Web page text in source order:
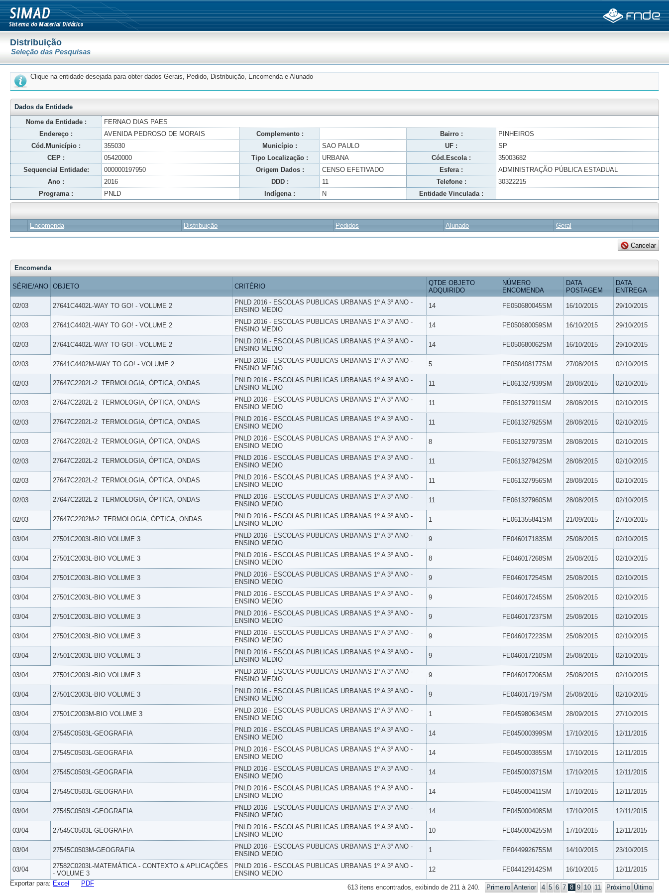
Distribuição
Seleção das Pesquisas
Clique na entidade desejada para obter dados Gerais, Pedido, Distribuição, Encomenda e Alunado
Dados da Entidade
Nome da Entidade :
FERNAO DIAS PAES
Endereço :
AVENIDA PEDROSO DE MORAIS Complemento : Bairro :
PINHEIROS
Cód.Município :
355030 Município : SAO PAULO UF :
SP
CEP :
05420000 Tipo Localização : URBANA Cód.Escola :
35003682
Sequencial Entidade:
000000197950 Origem Dados : CENSO EFETIVADO Esfera :
ADMINISTRAÇÃO PÚBLICA ESTADUAL
Ano :
2016 DDD : 11 Telefone :
30322215
Programa :
PNLD Indígena : N Entidade Vinculada :
Encomenda Distribuição Pedidos Alunado Geral
Encomenda
SÉRIE/ANO OBJETO CRITÉRIO
QTDE OBJETO
ADQUIRIDO
NÚMERO
ENCOMENDA
DATA
POSTAGEM
DATA
ENTREGA
02/03 27641C4402L-WAY TO GO! - VOLUME 2
PNLD 2016 - ESCOLAS PUBLICAS URBANAS 1º A 3º ANO -
ENSINO MEDIO
14 FE050680045SM 16/10/2015 29/10/2015
02/03 27641C4402L-WAY TO GO! - VOLUME 2
PNLD 2016 - ESCOLAS PUBLICAS URBANAS 1º A 3º ANO -
ENSINO MEDIO
14 FE050680059SM 16/10/2015 29/10/2015
02/03 27641C4402L-WAY TO GO! - VOLUME 2
PNLD 2016 - ESCOLAS PUBLICAS URBANAS 1º A 3º ANO -
ENSINO MEDIO
14 FE050680062SM 16/10/2015 29/10/2015
02/03 27641C4402M-WAY TO GO! - VOLUME 2
PNLD 2016 - ESCOLAS PUBLICAS URBANAS 1º A 3º ANO -
ENSINO MEDIO
5 FE050408177SM 27/08/2015 02/10/2015
02/03 27647C2202L-2  TERMOLOGIA, ÓPTICA, ONDAS
PNLD 2016 - ESCOLAS PUBLICAS URBANAS 1º A 3º ANO -
ENSINO MEDIO
11 FE061327939SM 28/08/2015 02/10/2015
02/03 27647C2202L-2  TERMOLOGIA, ÓPTICA, ONDAS
PNLD 2016 - ESCOLAS PUBLICAS URBANAS 1º A 3º ANO -
ENSINO MEDIO
11 FE061327911SM 28/08/2015 02/10/2015
02/03 27647C2202L-2  TERMOLOGIA, ÓPTICA, ONDAS
PNLD 2016 - ESCOLAS PUBLICAS URBANAS 1º A 3º ANO -
ENSINO MEDIO
11 FE061327925SM 28/08/2015 02/10/2015
02/03 27647C2202L-2  TERMOLOGIA, ÓPTICA, ONDAS
PNLD 2016 - ESCOLAS PUBLICAS URBANAS 1º A 3º ANO -
ENSINO MEDIO
8 FE061327973SM 28/08/2015 02/10/2015
02/03 27647C2202L-2  TERMOLOGIA, ÓPTICA, ONDAS
PNLD 2016 - ESCOLAS PUBLICAS URBANAS 1º A 3º ANO -
ENSINO MEDIO
11 FE061327942SM 28/08/2015 02/10/2015
02/03 27647C2202L-2  TERMOLOGIA, ÓPTICA, ONDAS
PNLD 2016 - ESCOLAS PUBLICAS URBANAS 1º A 3º ANO -
ENSINO MEDIO
11 FE061327956SM 28/08/2015 02/10/2015
02/03 27647C2202L-2  TERMOLOGIA, ÓPTICA, ONDAS
PNLD 2016 - ESCOLAS PUBLICAS URBANAS 1º A 3º ANO -
ENSINO MEDIO
11 FE061327960SM 28/08/2015 02/10/2015
02/03 27647C2202M-2  TERMOLOGIA, ÓPTICA, ONDAS
PNLD 2016 - ESCOLAS PUBLICAS URBANAS 1º A 3º ANO -
ENSINO MEDIO
1 FE061355841SM 21/09/2015 27/10/2015
03/04 27501C2003L-BIO VOLUME 3
PNLD 2016 - ESCOLAS PUBLICAS URBANAS 1º A 3º ANO -
ENSINO MEDIO
9 FE046017183SM 25/08/2015 02/10/2015
03/04 27501C2003L-BIO VOLUME 3
PNLD 2016 - ESCOLAS PUBLICAS URBANAS 1º A 3º ANO -
ENSINO MEDIO
8 FE046017268SM 25/08/2015 02/10/2015
03/04 27501C2003L-BIO VOLUME 3
PNLD 2016 - ESCOLAS PUBLICAS URBANAS 1º A 3º ANO -
ENSINO MEDIO
9 FE046017254SM 25/08/2015 02/10/2015
03/04 27501C2003L-BIO VOLUME 3
PNLD 2016 - ESCOLAS PUBLICAS URBANAS 1º A 3º ANO -
ENSINO MEDIO
9 FE046017245SM 25/08/2015 02/10/2015
03/04 27501C2003L-BIO VOLUME 3
PNLD 2016 - ESCOLAS PUBLICAS URBANAS 1º A 3º ANO -
ENSINO MEDIO
9 FE046017237SM 25/08/2015 02/10/2015
03/04 27501C2003L-BIO VOLUME 3
PNLD 2016 - ESCOLAS PUBLICAS URBANAS 1º A 3º ANO -
ENSINO MEDIO
9 FE046017223SM 25/08/2015 02/10/2015
03/04 27501C2003L-BIO VOLUME 3
PNLD 2016 - ESCOLAS PUBLICAS URBANAS 1º A 3º ANO -
ENSINO MEDIO
9 FE046017210SM 25/08/2015 02/10/2015
03/04 27501C2003L-BIO VOLUME 3
PNLD 2016 - ESCOLAS PUBLICAS URBANAS 1º A 3º ANO -
ENSINO MEDIO
9 FE046017206SM 25/08/2015 02/10/2015
03/04 27501C2003L-BIO VOLUME 3
PNLD 2016 - ESCOLAS PUBLICAS URBANAS 1º A 3º ANO -
ENSINO MEDIO
9 FE046017197SM 25/08/2015 02/10/2015
03/04 27501C2003M-BIO VOLUME 3
PNLD 2016 - ESCOLAS PUBLICAS URBANAS 1º A 3º ANO -
ENSINO MEDIO
1 FE045980634SM 28/09/2015 27/10/2015
03/04 27545C0503L-GEOGRAFIA
PNLD 2016 - ESCOLAS PUBLICAS URBANAS 1º A 3º ANO -
ENSINO MEDIO
14 FE045000399SM 17/10/2015 12/11/2015
03/04 27545C0503L-GEOGRAFIA
PNLD 2016 - ESCOLAS PUBLICAS URBANAS 1º A 3º ANO -
ENSINO MEDIO
14 FE045000385SM 17/10/2015 12/11/2015
03/04 27545C0503L-GEOGRAFIA
PNLD 2016 - ESCOLAS PUBLICAS URBANAS 1º A 3º ANO -
ENSINO MEDIO
14 FE045000371SM 17/10/2015 12/11/2015
03/04 27545C0503L-GEOGRAFIA
PNLD 2016 - ESCOLAS PUBLICAS URBANAS 1º A 3º ANO -
ENSINO MEDIO
14 FE045000411SM 17/10/2015 12/11/2015
03/04 27545C0503L-GEOGRAFIA
PNLD 2016 - ESCOLAS PUBLICAS URBANAS 1º A 3º ANO -
ENSINO MEDIO
14 FE045000408SM 17/10/2015 12/11/2015
03/04 27545C0503L-GEOGRAFIA
PNLD 2016 - ESCOLAS PUBLICAS URBANAS 1º A 3º ANO -
ENSINO MEDIO
10 FE045000425SM 17/10/2015 12/11/2015
03/04 27545C0503M-GEOGRAFIA
PNLD 2016 - ESCOLAS PUBLICAS URBANAS 1º A 3º ANO -
ENSINO MEDIO
1 FE044992675SM 14/10/2015 23/10/2015
03/04
27582C0203L-MATEMÁTICA - CONTEXTO & APLICAÇÕES
- VOLUME 3
PNLD 2016 - ESCOLAS PUBLICAS URBANAS 1º A 3º ANO -
ENSINO MEDIO
12 FE044129142SM 16/10/2015 12/11/2015
613 itens encontrados, exibindo de 211 à 240. Primeiro Anterior 4 5 6 7 8 9 10 11 Próximo Último
Exportar para: Excel PDF